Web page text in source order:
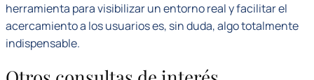
herramienta para visibilizar un entorno real y facilitar el
acercamiento a los usuarios es, sin duda, algo totalmente
indispensable.